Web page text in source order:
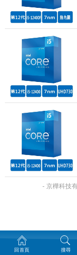
- 京樺科技
回首頁 搜尋